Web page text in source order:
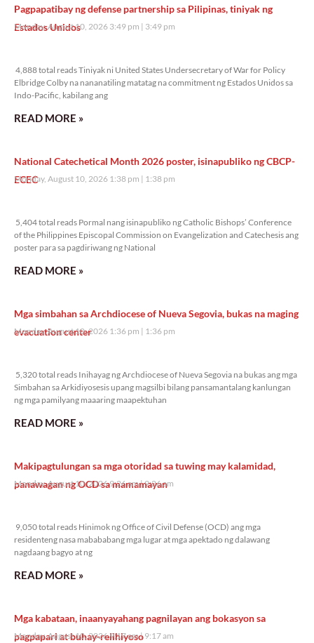
Pagpapatibay ng defense partnership sa Pilipinas, tiniyak ng
Estados Unidos
Monday, August 10, 2026 3:49 pm 3:49 pm
4,888 total reads Tiniyak ni United States Undersecretary of War for Policy
Elbridge Colby na nananatiling matatag na commitment ng Estados Unidos sa
Indo-Pacific, kabilang ang
READ MORE »
National Catechetical Month 2026 poster, isinapubliko ng CBCP-
ECEC
Monday, August 10, 2026 1:38 pm 1:38 pm
5,404 total reads Pormal nang isinapubliko ng Catholic Bishops’ Conference
of the Philippines Episcopal Commission on Evangelization and Catechesis ang
poster para sa pagdiriwang ng National
READ MORE »
Mga simbahan sa Archdiocese of Nueva Segovia, bukas na maging
evacuation center
Monday, August 10, 2026 1:36 pm 1:36 pm
5,320 total reads Inihayag ng Archdiocese of Nueva Segovia na bukas ang mga
Simbahan sa Arkidiyosesis upang magsilbi bilang pansamantalang kanlungan
ng mga pamilyang maaaring maapektuhan
READ MORE »
Makipagtulungan sa mga otoridad sa tuwing may kalamidad,
panawagan ng OCD sa mamamayan
Monday, August 10, 2026 9:26 am 9:26 am
9,050 total reads Hinimok ng Office of Civil Defense (OCD) ang mga
residenteng nasa mabababang mga lugar at mga apektado ng dalawang
nagdaang bagyo at ng
READ MORE »
Mga kabataan, inaanyayahang pagnilayan ang bokasyon sa
pagpapari at buhay-relihiyoso
Monday, August 10, 2026 9:17 am 9:17 am